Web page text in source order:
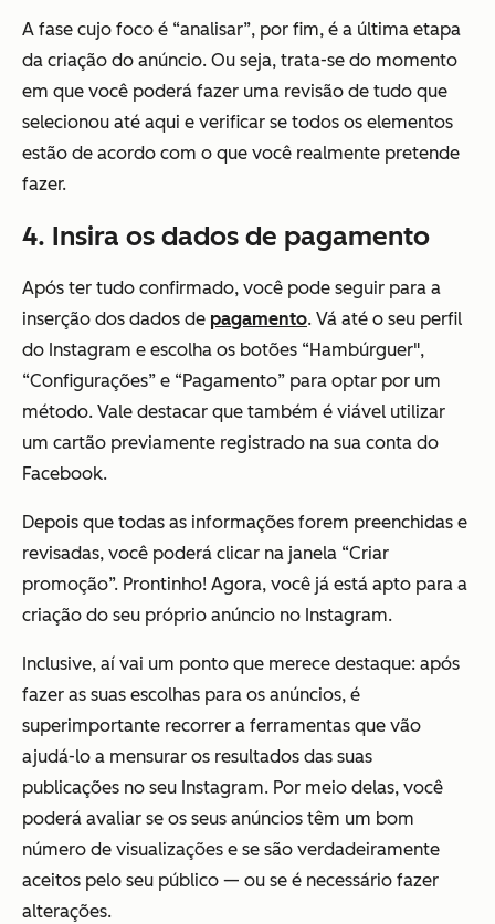
A fase cujo foco é “analisar”, por fim, é a última etapa
da criação do anúncio. Ou seja, trata-se do momento
em que você poderá fazer uma revisão de tudo que
selecionou até aqui e verificar se todos os elementos
estão de acordo com o que você realmente pretende
fazer.
4. Insira os dados de pagamento
Após ter tudo confirmado, você pode seguir para a
inserção dos dados de pagamento. Vá até o seu perfil
do Instagram e escolha os botões “Hambúrguer",
“Configurações” e “Pagamento” para optar por um
método. Vale destacar que também é viável utilizar
um cartão previamente registrado na sua conta do
Facebook.
Depois que todas as informações forem preenchidas e
revisadas, você poderá clicar na janela “Criar
promoção”. Prontinho! Agora, você já está apto para a
criação do seu próprio anúncio no Instagram.
Inclusive, aí vai um ponto que merece destaque: após
fazer as suas escolhas para os anúncios, é
superimportante recorrer a ferramentas que vão
ajudá-lo a mensurar os resultados das suas
publicações no seu Instagram. Por meio delas, você
poderá avaliar se os seus anúncios têm um bom
número de visualizações e se são verdadeiramente
aceitos pelo seu público — ou se é necessário fazer
alterações.